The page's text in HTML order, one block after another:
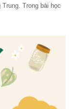
Trong bài học